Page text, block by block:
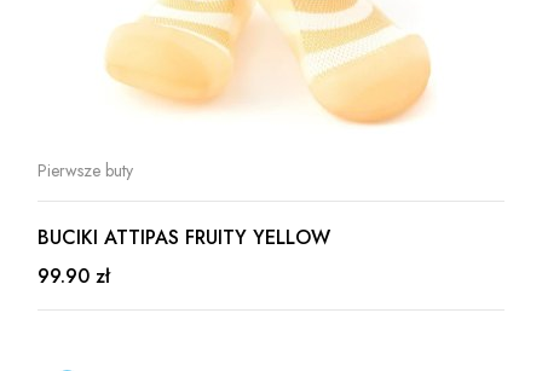
Pierwsze buty
BUCIKI ATTIPAS FRUITY YELLOW
99.90 zł